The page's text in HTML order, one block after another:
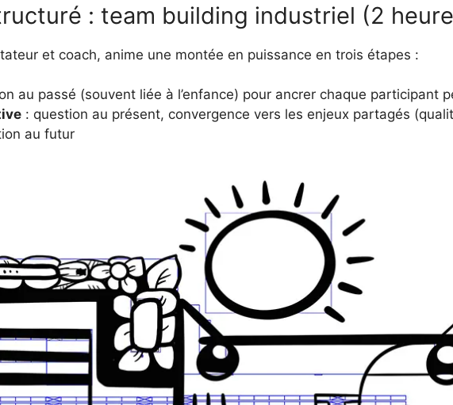
: team building industriel (2
et coach, anime une montée en puissance en trois étapes :
au passé (souvent liée à l’enfance) pour ancrer chaque participant
: question au présent, convergence vers les enjeux partagés
au futur